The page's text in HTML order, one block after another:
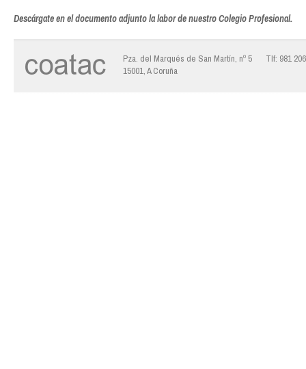
Descárgate en el documento adjunto la labor de nuestro Colegio Profesional.
Pza. del Marqués de San Martín, nº 5
15001, A Coruña
Tlf: 981